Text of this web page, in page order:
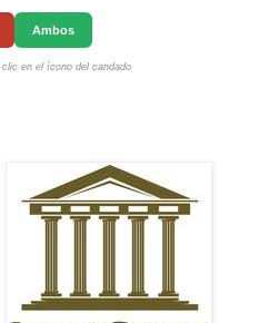
Ambos
en el ícono del candado